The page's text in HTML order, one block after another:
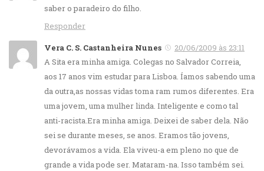
saber o paradeiro do filho.
Responder
Vera C. S. Castanheira Nunes
20/06/2009 às 23:11
A Sita era minha amiga. Colegas no Salvador Correia,
aos 17 anos vim estudar para Lisboa. Íamos sabendo uma
da outra,as nossas vidas toma ram rumos diferentes. Era
uma jovem, uma mulher linda. Inteligente e como tal
anti-racista.Era minha amiga. Deixei de saber dela. Não
sei se durante meses, se anos. Eramos tão jovens,
devorávamos a vida. Ela viveu-a em pleno no que de
grande a vida pode ser. Mataram-na. Isso também sei.